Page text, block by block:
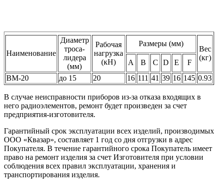
Наименование
Диаметр
троса-
лидера
(мм)
Рабочая
нагрузка
(кН)
Размеры (мм)
Вес
(кг)
A B C D E
F
ВМ-20
до 15 20 16 111 41 39 16 145 0.93
В случае неисправности приборов из-за отказа входящих в
него радиоэлементов, ремонт будет произведен за счет
предприятия-изготовителя.
Гарантийный срок эксплуатации всех изделий, производимых
ООО «Квазар», составляет 1 год со дня отгрузки в адрес
Покупателя. В течение гарантийного срока Покупатель имеет
право на ремонт изделия за счет Изготовителя при условии
соблюдения всех правил эксплуатации, хранения и
транспортирования изделия.